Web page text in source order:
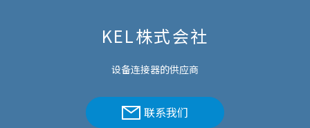
KEL株式会社
设备连接器的供应商
联系我们